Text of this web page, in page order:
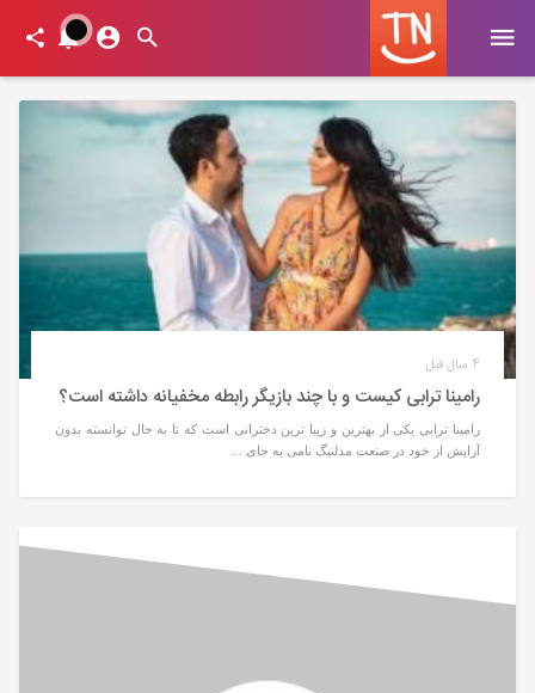
4 سال قبل
رامینا ترابی کیست و با چند بازیگر رابطه مخفیانه داشته است؟
رامینا ترابی یکی از بهترین و زیبا ترین دخترانی است که تا به حال توانسته بدون
آرایش از خود در صنعت مدلنیگ نامی به جای ...